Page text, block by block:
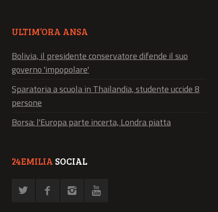
ULTIM’ORA ANSA
Bolivia, il presidente conservatore difende il suo
governo 'impopolare'
Sparatoria a scuola in Thailandia, studente uccide 8
persone
Borsa: l'Europa parte incerta, Londra piatta
24EMILIA SOCIAL